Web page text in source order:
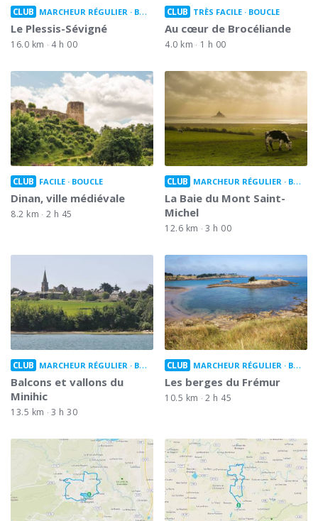
CLUB MARCHEUR RÉGULIER BOUCLE
Le Plessis-Sévigné
16.0 km 4 h 00
CLUB TRÈS FACILE BOUCLE
Au cœur de Brocéliande
4.0 km 1 h 00
CLUB FACILE BOUCLE
Dinan, ville médiévale
8.2 km 2 h 45
CLUB MARCHEUR RÉGULIER BOUCLE
La Baie du Mont Saint-
Michel
12.6 km 3 h 00
CLUB MARCHEUR RÉGULIER BOUCLE
Balcons et vallons du
Minihic
13.5 km 3 h 30
CLUB MARCHEUR RÉGULIER BOUCLE
Les berges du Frémur
10.5 km 2 h 45